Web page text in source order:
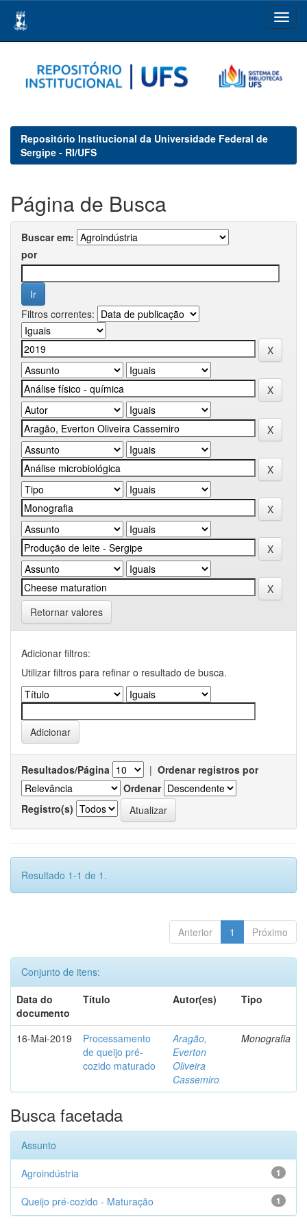
navigation
Repositório Institucional da Universidade Federal de
Sergipe - RI/UFS
Página de Busca
Buscar em:
por
Filtros correntes:
Retornar valores
Adicionar filtros:
Utilizar filtros para refinar o resultado de busca.
Resultados/Página | Ordenar registros por
Ordenar
Registro(s)
Resultado 1-1 de 1.
Anterior 1 Próximo
Conjunto de itens:
Data do
documento
Título Autor(es) Tipo
16-Mai-2019
Processamento
de queijo pré-
cozido maturado
Aragão,
Everton
Oliveira
Cassemiro
Monografia
Busca facetada
Assunto
1
Agroindústria
1
Queijo pré-cozido - Maturação